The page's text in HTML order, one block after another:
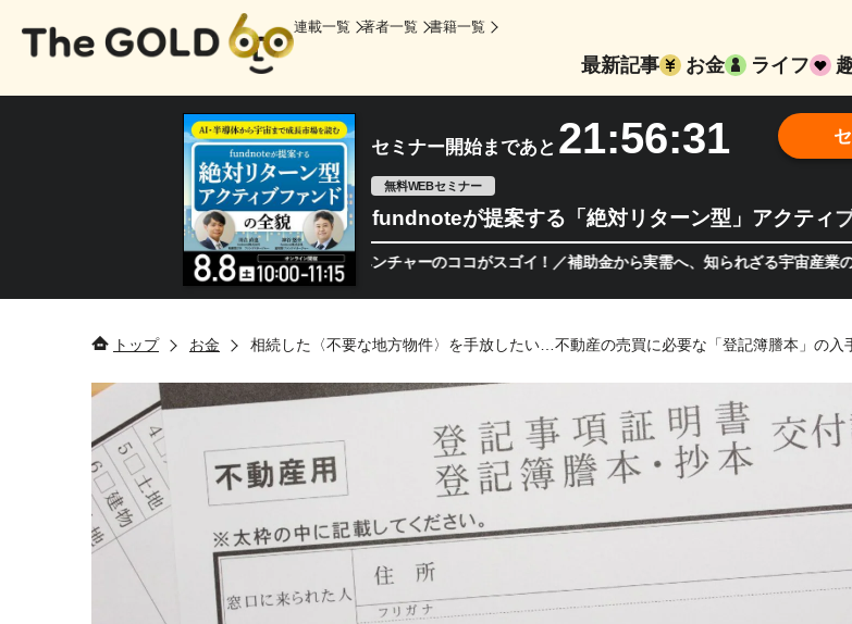
最新記事 お金 ライフ
連載一覧 著者一覧 書籍一覧
セミナー開始まであと 21:56:29
無料WEBセミナー
fundnoteが提案する「絶対リターン型」アクティブ
なる巨大市場は「宇宙!?」 日本の宇宙ベンチャーのココがスゴイ！／補助金から実需へ、知られざる宇宙産業の構造変革
トップ お金 相続した〈不要な地方物件〉を手放したい…不動産の売買に必要な「登記簿謄本」の入